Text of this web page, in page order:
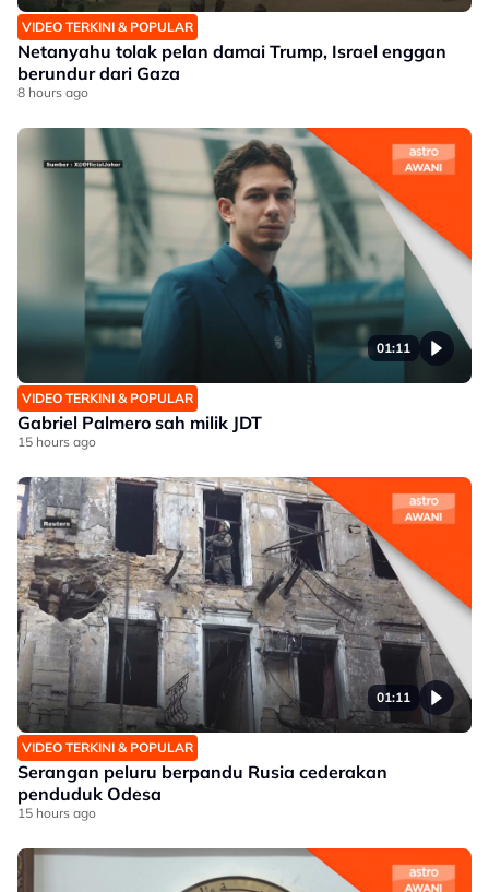
VIDEO TERKINI & POPULAR
Netanyahu tolak pelan damai Trump, Israel enggan
berundur dari Gaza
8 hours ago
01:11
VIDEO TERKINI & POPULAR
Gabriel Palmero sah milik JDT
15 hours ago
01:11
VIDEO TERKINI & POPULAR
Serangan peluru berpandu Rusia cederakan
penduduk Odesa
15 hours ago